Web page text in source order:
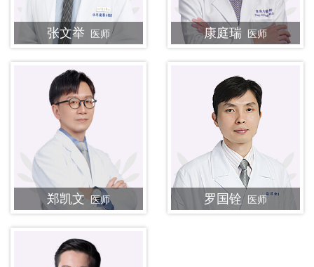
张文举 医师 康庭瑞 医师
郑凯文 医师 罗国铨 医师